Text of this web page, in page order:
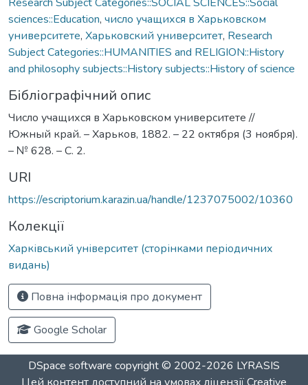
sciences::Education, число учащихся в Харьковском
университете, Харьковский университет, Research
Subject Categories::HUMANITIES and RELIGION::History
and philosophy subjects::History subjects::History of science
Бібліографічний опис
Число учащихся в Харьковском университете //
Южный край. – Харьков, 1882. – 22 октября (3 ноября).
– № 628. – С. 2.
URI
https://escriptorium.karazin.ua/handle/1237075002/10360
Колекції
Харківський університет (сторінками періодичних
видань)
Повна інформація про документ
Google Scholar
DSpace software copyright © 2002-2026 LYRASIS